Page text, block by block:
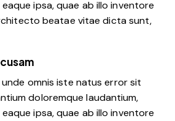
ipsa, quae ab illo inventore
beatae vitae dicta sunt,
omnis iste natus error sit
doloremque laudantium,
ipsa, quae ab illo inventore